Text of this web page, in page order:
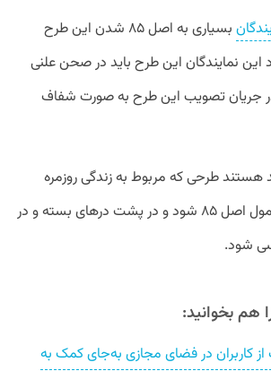
بسیاری به اصل ۸۵ شدن این طرح
این نمایندگان این طرح باید در صحن علنی
جریان تصویب این طرح به صورت شفاف
طرحی که مربوط به زندگی روزمره
مردم است نباید مشمول اصل ۸۵ شود و در پشت درهای بسته و در
شود.
هم بخوانید:
کاربران در فضای مجازی به‌جای کمک به